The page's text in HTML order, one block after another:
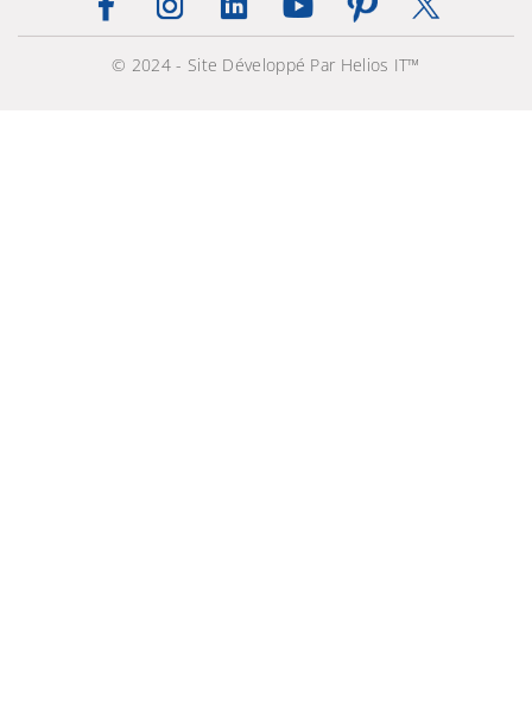
© 2024 - Site Développé Par Helios IT™